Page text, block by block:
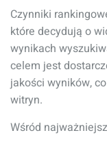
Czynniki
które decydują o
wynikach
celem jest
jakości wyników,
witryn.
Wśród